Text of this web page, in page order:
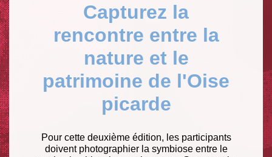
Capturez la
rencontre entre la
nature et le
patrimoine de l'Oise
picarde
Pour cette deuxième édition, les participants
doivent photographier la symbiose entre le